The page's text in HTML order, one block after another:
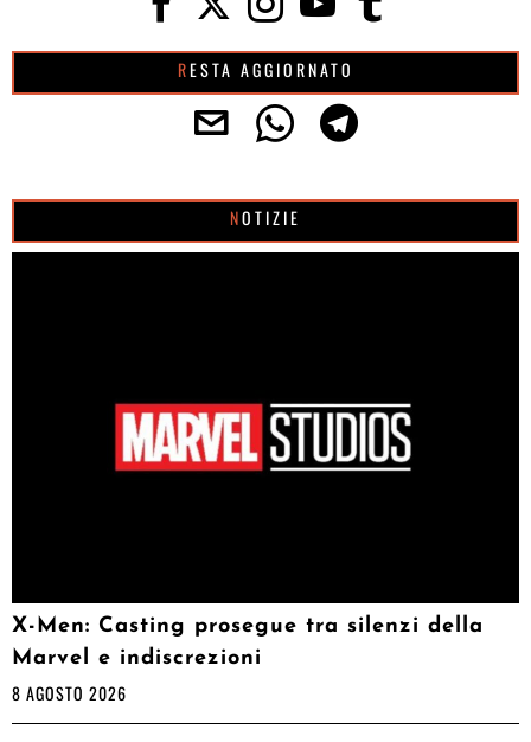
RESTA AGGIORNATO
NOTIZIE
X-Men: Casting prosegue tra silenzi della
Marvel e indiscrezioni
8 AGOSTO 2026